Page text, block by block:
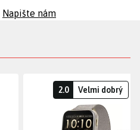
Napište nám
2.0 Velmi dobrý